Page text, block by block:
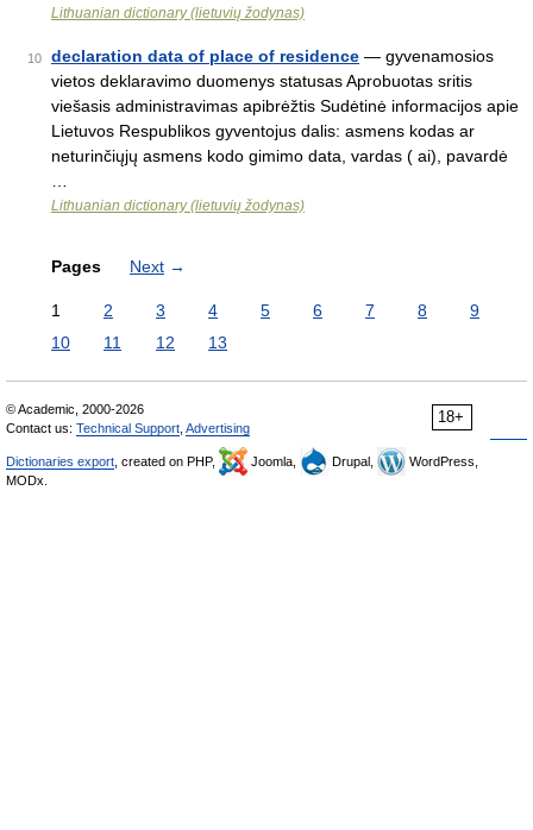
Lithuanian dictionary (lietuvių žodynas)
10 declaration data of place of residence — gyvenamosios
vietos deklaravimo duomenys statusas Aprobuotas sritis
viešasis administravimas apibrėžtis Sudėtinė informacijos apie
Lietuvos Respublikos gyventojus dalis: asmens kodas ar
neturinčiųjų asmens kodo gimimo data, vardas ( ai), pavardė
Lithuanian dictionary (lietuvių žodynas)
Pages Next →
1 2 3 4 5 6 7 8
9
10
11 12 13
18+
© Academic, 2000-2026
Contact us: Technical Support Advertising
Dictionaries export , created on PHP, Joomla, Drupal,
WordPress,
MODx.